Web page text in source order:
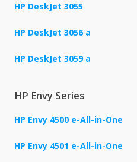
HP DeskJet 3055
HP DeskJet 3056 a
HP DeskJet 3059 a
HP Envy Series
HP Envy 4500 e-All-in-One
HP Envy 4501 e-All-in-One